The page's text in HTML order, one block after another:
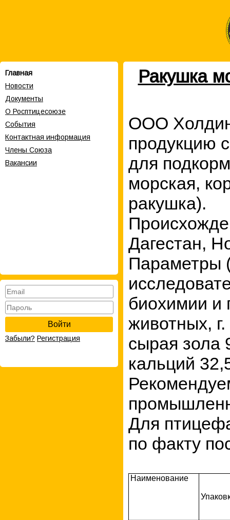
Главная
Новости
Документы
О Росптицесоюзе
События
Контактная информация
Члены Cоюза
Вакансии
Войти
Забыли? Регистрация
Ракушка
ООО
продукцию
для
морская,
ракушка).
Дагестан,
Параметры
биохимии и
животных,
сырая зола
кальций
Для
по факту
Наименование